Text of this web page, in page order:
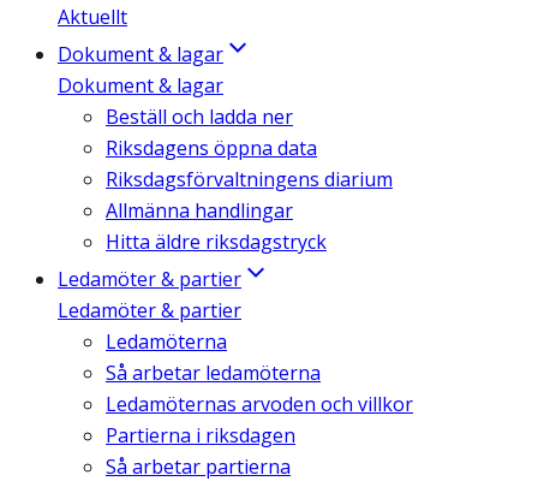
Aktuellt
Dokument & lagar
Dokument & lagar
Beställ och ladda ner
Riksdagens öppna data
Riksdagsförvaltningens diarium
Allmänna handlingar
Hitta äldre riksdagstryck
Ledamöter & partier
Ledamöter & partier
Ledamöterna
Så arbetar ledamöterna
Ledamöternas arvoden och villkor
Partierna i riksdagen
Så arbetar partierna